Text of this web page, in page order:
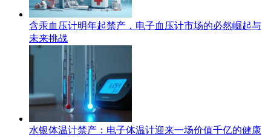
含汞血压计明年起禁产，电子血压计市场的必然崛起与
未来挑战
水银体温计禁产：电子体温计迎来一场价值千亿的健康